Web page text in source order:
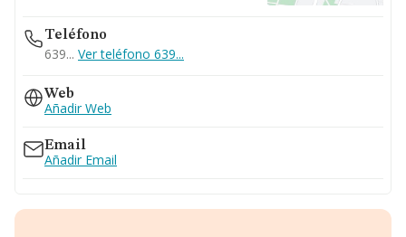
Teléfono
639... Ver teléfono 639...
Web
Añadir Web
Email
Añadir Email